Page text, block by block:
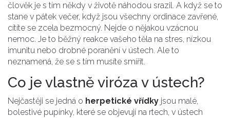
člověk je s tím někdy v životě náhodou srazil. A když se to
stane v pátek večer, když jsou všechny ordinace zavřené,
cítíte se zcela bezmocný. Nejde o nějakou vzácnou
nemoc. Je to běžný reakce vašeho těla na stres, nízkou
imunitu nebo drobné poranění v ústech. Ale to
neznamená, že se s tím musíte smířit.
Co je vlastně viróza v ústech?
Nejčastěji se jedná o herpetické vřídky jsou malé,
bolestivé pupínky, které se objevují na rtech, v ústech